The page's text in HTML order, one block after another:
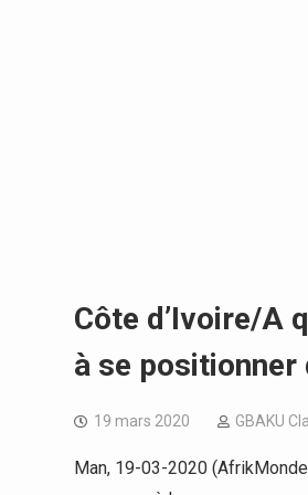
Côte d’Ivoire/A
à se positionner
19 mars 2020 GBAKU
Man, 19-03-2020